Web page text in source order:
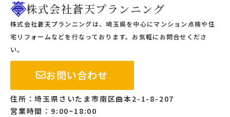
株式会社蒼天プランニング
株式会社蒼天プランニングは、埼玉県を中心にマンション点検や住
宅リフォームなどを行なっております。お気軽にお問合せくださ
い。
お問い合わせ
住所：埼玉県さいたま市南区曲本2-1-8-207
営業時間：9:00~18:00